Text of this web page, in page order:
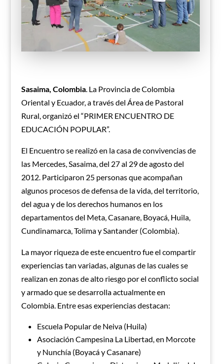
Sasaima, Colombia. La Provincia de Colombia
Oriental y Ecuador, a través del Área de Pastoral
Rural, organizó el “PRIMER ENCUENTRO DE
EDUCACIÓN POPULAR”.
El Encuentro se realizó en la casa de convivencias de
las Mercedes, Sasaima, del 27 al 29 de agosto del
2012. Participaron 25 personas que acompañan
algunos procesos de defensa de la vida, del territorio,
del agua y de los derechos humanos en los
departamentos del Meta, Casanare, Boyacá, Huila,
Cundinamarca, Tolima y Santander (Colombia).
La mayor riqueza de este encuentro fue el compartir
experiencias tan variadas, algunas de las cuales se
realizan en zonas de alto riesgo por el conflicto social
y armado que se desarrolla actualmente en
Colombia. Entre esas experiencias destacan:
Escuela Popular de Neiva (Huila)
Asociación Campesina La Libertad, en Morcote
y Nunchía (Boyacá y Casanare)